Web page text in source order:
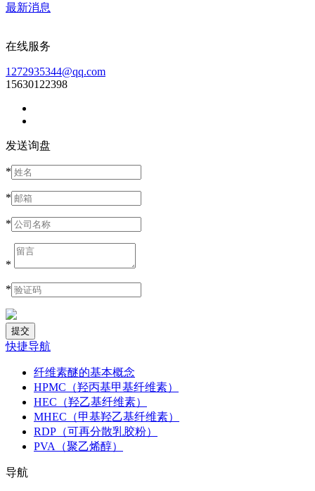
最新消息
在线服务
1272935344@qq.com
15630122398
发送询盘
*
*
*
*
*
快捷导航
纤维素醚的基本概念
HPMC（羟丙基甲基纤维素）
HEC（羟乙基纤维素）
MHEC（甲基羟乙基纤维素）
RDP（可再分散乳胶粉）
PVA（聚乙烯醇）
导航